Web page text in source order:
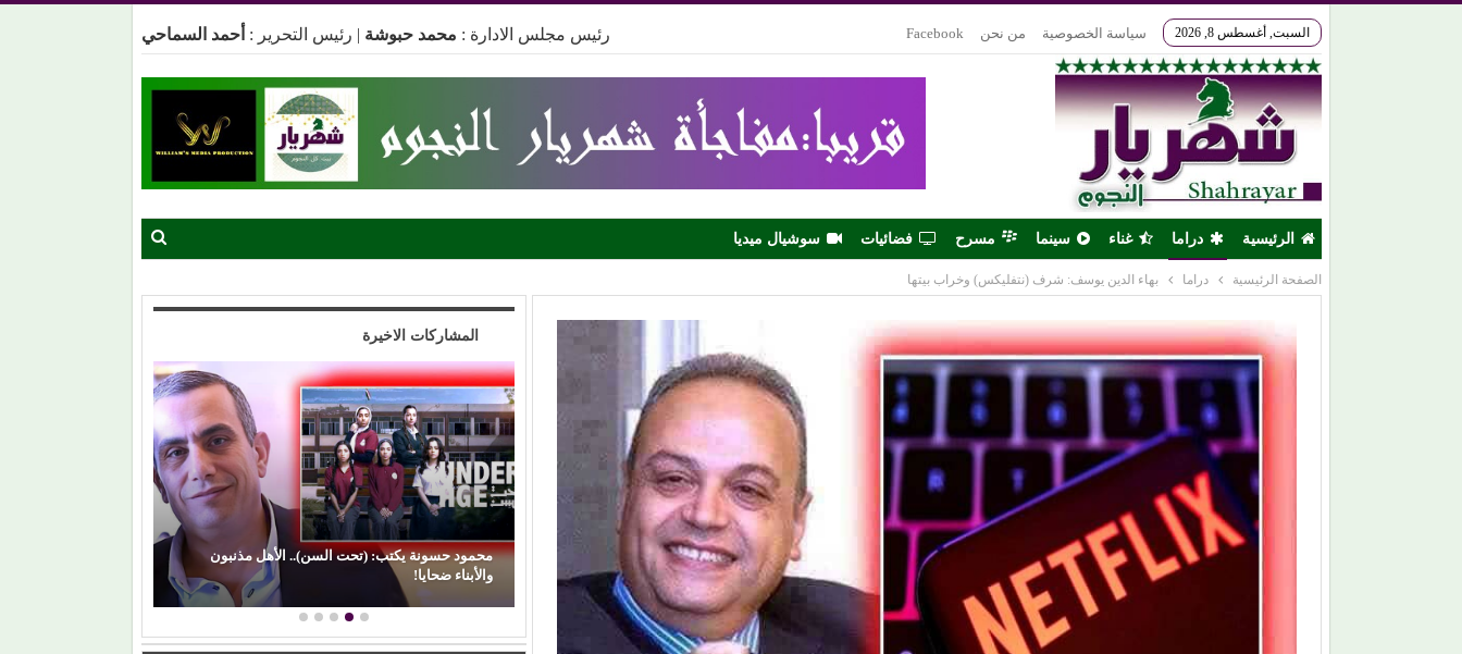
السبت, أغسطس 8, 2026 سياسة الخصوصية من نحن Facebook رئيس مجلس الادارة : محمد حبوشة | رئيس التحرير : أحمد السماحي
الرئيسية دراما غناء سينما مسرح فضائيات سوشيال ميديا
الصفحة الرئيسية دراما بهاء الدين يوسف: شرف (نتفليكس) وخراب بيتها
المشاركات الاخيرة
حين ماتت الحكاية.. الفن المصري يفقد قدرته على
صناعة الهوية الوطنية (1)
محمود حسونة يكتب: (تحت السن).. الأهل مذنبون
والأبناء ضحايا!
(الفن) والسياسة: عندما تتحول الريشة إلى سلاح